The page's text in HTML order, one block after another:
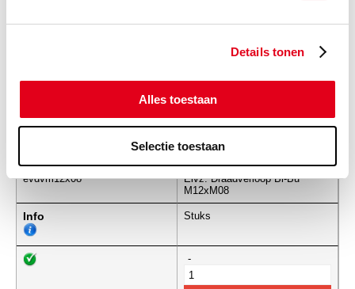
Details tonen
Alles toestaan
Selectie toestaan
evdvm12x08
Elvz. Draadverloop Bi-Bu
M12xM08
Info Stuks
-